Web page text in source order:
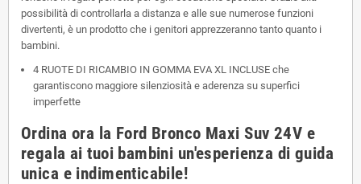
possibilità di controllarla a distanza e alle sue numerose funzioni
divertenti, è un prodotto che i genitori apprezzeranno tanto quanto i
bambini.
4 RUOTE DI RICAMBIO IN GOMMA EVA XL INCLUSE che
garantiscono maggiore silenziosità e aderenza su superfici
imperfette
Ordina ora la Ford Bronco Maxi Suv 24V e
regala ai tuoi bambini un'esperienza di guida
unica e indimenticabile!